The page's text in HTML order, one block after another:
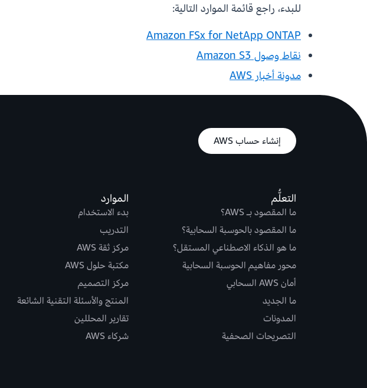
للبدء، راجع قائمة الموارد التالية:
Amazon FSx for NetApp ONTAP
نقاط وصول Amazon S3
مدونة أخبار AWS
إنشاء حساب AWS
التعلُّم
ما المقصود بـ AWS؟
ما المقصود بالحوسبة السحابية؟
ما هو الذكاء الاصطناعي المستقل؟
محور مفاهيم الحوسبة السحابية
أمان AWS السحابي
ما الجديد
المدونات
التصريحات الصحفية
الموارد
بدء الاستخدام
التدريب
مركز ثقة AWS
مكتبة حلول AWS
مركز التصميم
المنتج والأسئلة التقنية الشائعة
تقارير المحللين
شركاء AWS